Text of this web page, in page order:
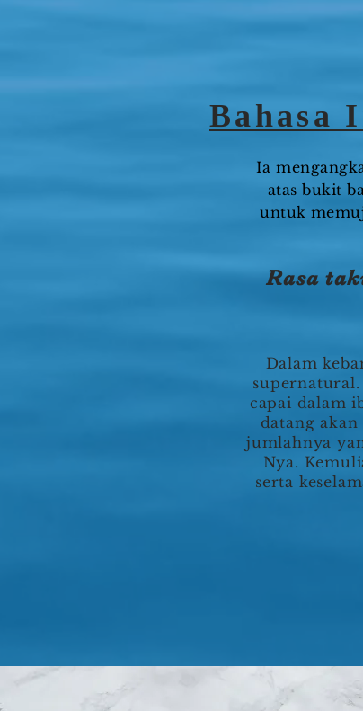
Bahasa
Ia
atas bukit
untuk
Rasa
Dalam
capai dalam
datang
jumlahnya
Nya.
serta